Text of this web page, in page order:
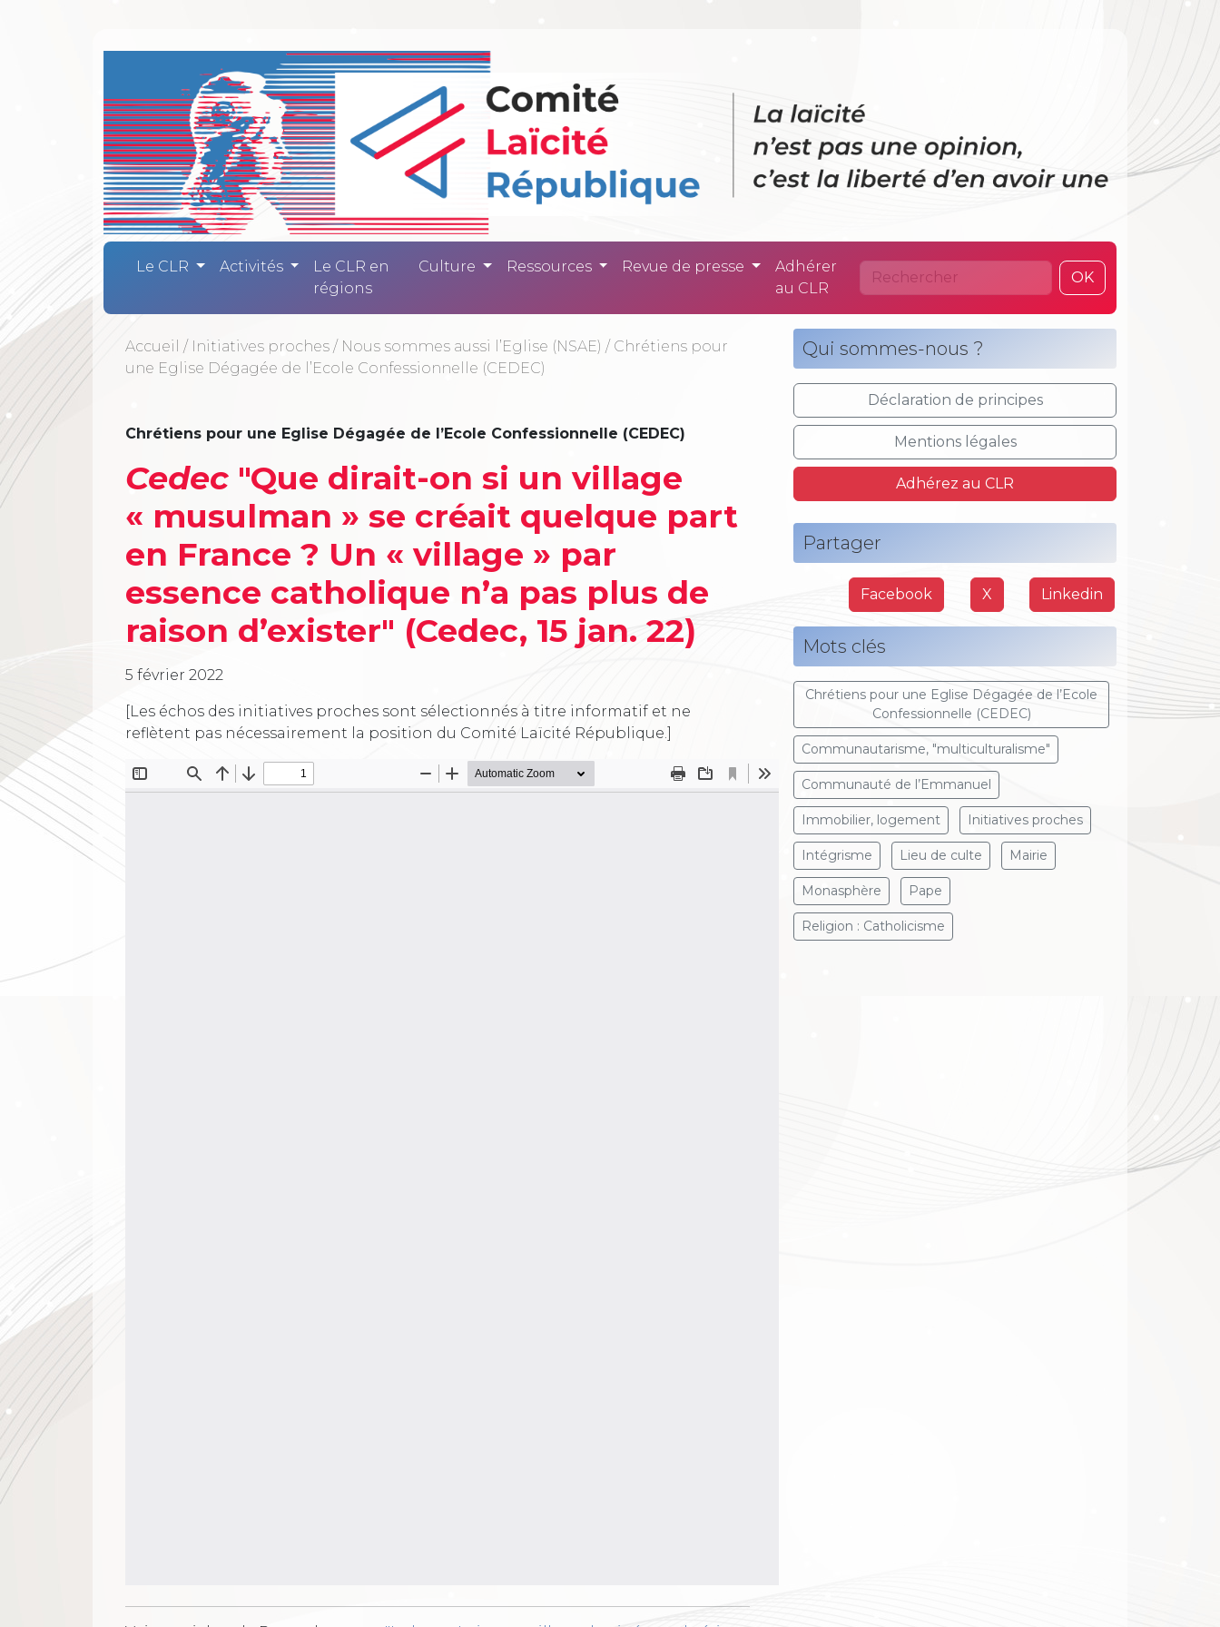
Comité Laïcité République - La laïcité
Le CLR Activités
Le CLR en
régions
Culture Ressources Revue de presse
Adhérer
au CLR
OK
Accueil / Initiatives proches / Nous sommes aussi l’Eglise (NSAE) / Chrétiens pour
une Eglise Dégagée de l’Ecole Confessionnelle (CEDEC)
Chrétiens pour une Eglise Dégagée de l’Ecole Confessionnelle (CEDEC)
Cedec "Que dirait-on si un village
« musulman » se créait quelque part
en France ? Un « village » par
essence catholique n’a pas plus de
raison d’exister" (Cedec, 15 jan. 22)
5 février 2022
[Les échos des initiatives proches sont sélectionnés à titre informatif et ne
reflètent pas nécessairement la position du Comité Laïcité République.]
Qui sommes-nous ?
Déclaration de principes
Mentions légales
Adhérez au CLR
Partager
Facebook X Linkedin
Mots clés
Chrétiens pour une Eglise Dégagée de l’Ecole
Confessionnelle (CEDEC)
Communautarisme, "multiculturalisme"
Communauté de l’Emmanuel
Immobilier, logement Initiatives proches
Intégrisme Lieu de culte Mairie
Monasphère Pape
Religion : Catholicisme